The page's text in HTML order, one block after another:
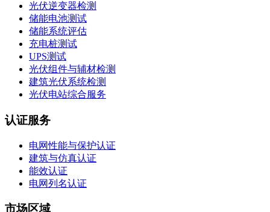
光伏逆变器检测
储能电池测试
储能系统评估
充电桩测试
UPS测试
光伏组件与辅材检测
建筑光伏系统检测
光伏电站综合服务
认证服务
电网性能与保护认证
建筑与仿真认证
能效认证
电网列名认证
市场区域